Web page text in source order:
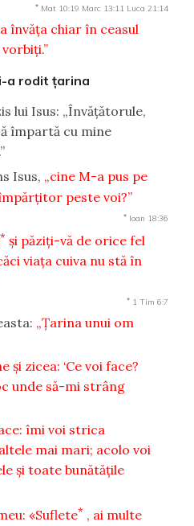
* Mat 10:19 Marc 13:11 Luca 21:14
învăţa chiar în ceasul
a rodit ţarina
lui Isus: „Învăţătorule,
împartă cu mine
Isus, „cine M-a pus pe
peste voi?”
* Ioan 18:36
* şi păziţi-vă de orice fel
viaţa cuiva nu stă în
* 1 Tim 6:7
„Ţarina unui om
şi zicea: ‘Ce voi face?
unde să-mi strâng
îmi voi strica
mai mari; acolo voi
şi toate bunătăţile
«Suflete* , ai multe